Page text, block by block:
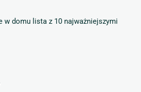
w domu lista z 10 najważniejszymi